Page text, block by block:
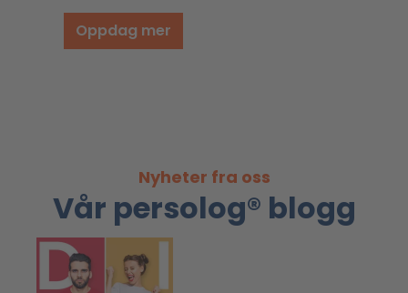
Oppdag mer
Nyheter fra oss
Vår persolog® blogg